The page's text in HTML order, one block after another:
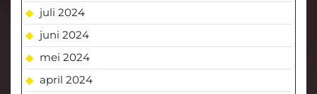
juli 2024
juni 2024
mei 2024
april 2024